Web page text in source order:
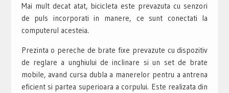
Mai mult decat atat, bicicleta este prevazuta cu senzori
de puls incorporati in manere, ce sunt conectati la
computerul acesteia.
Prezinta o pereche de brate fixe prevazute cu dispozitiv
de reglare a unghiului de inclinare si un set de brate
mobile, avand cursa dubla a manerelor pentru a antrena
eficient si partea superioara a corpului. Este realizata din